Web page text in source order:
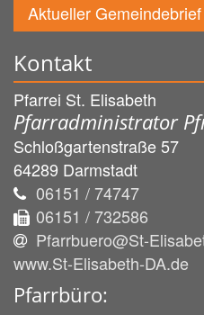
Aktueller Gemeindebrief
Kontakt
Pfarrei St. Elisabeth
Pfarradministrator
Schloßgartenstraße 57
64289 Darmstadt
06151 / 74747
06151 / 732586
Pfarrbuero@St-
www.St-Elisabeth-DA.de
Pfarrbüro: